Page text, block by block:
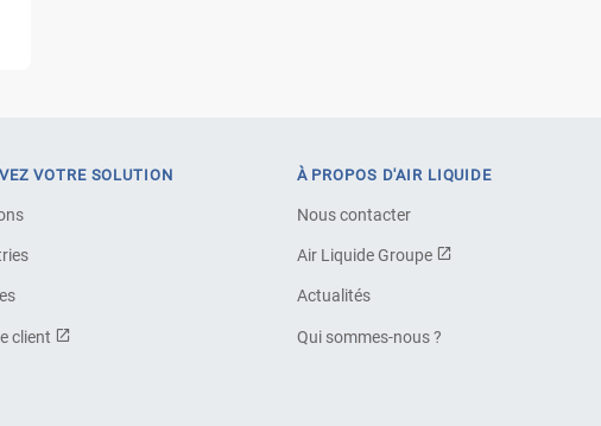
VOTRE SOLUTION
client
À PROPOS D'AIR LIQUIDE
Nous contacter
Air Liquide Groupe
Actualités
Qui sommes-nous ?